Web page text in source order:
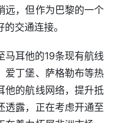
远，但作为巴黎的一个
交通连接。
马耳他的19条现有航线
爱丁堡、萨格勒布等热
他的航线网络，提升抵
透露，正在考虑开通至